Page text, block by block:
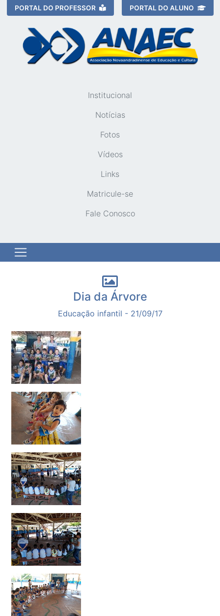
PORTAL DO PROFESSOR PORTAL DO ALUNO
Institucional
Notícias
Fotos
Vídeos
Links
Matricule-se
Fale Conosco
Dia da Árvore
Educação infantil - 21/09/17